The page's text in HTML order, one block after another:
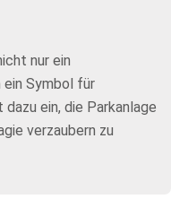
nur ein
ein Symbol für
ein, die Parkanlage
verzaubern zu